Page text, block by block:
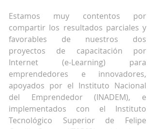
Estamos muy contentos por
compartir los resultados parciales y
favorables de nuestros dos
proyectos de capacitación por
Internet (e-Learning) para
emprendedores e innovadores,
apoyados por el Instituto Nacional
del Emprendedor (INADEM), e
implementados con el Instituto
Tecnológico Superior de Felipe